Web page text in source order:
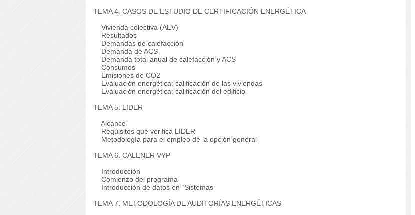
TEMA 4. CASOS DE ESTUDIO DE CERTIFICACIÓN ENERGÉTICA
Vivienda colectiva (AEV)
Resultados
Demandas de calefacción
Demanda de ACS
Demanda total anual de calefacción y ACS
Consumos
Emisiones de CO2
Evaluación energética: calificación de las viviendas
Evaluación energética: calificación del edificio
TEMA 5. LIDER
Alcance
Requisitos que verifica LIDER
Metodología para el empleo de la opción general
TEMA 6. CALENER VYP
Introducción
Comienzo del programa
Introducción de datos en “Sistemas”
TEMA 7. METODOLOGÍA DE AUDITORÍAS ENERGÉTICAS